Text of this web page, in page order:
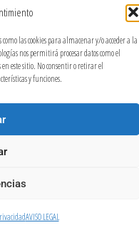
las cookies para almacenar y/o acceder a la
nos permitirá procesar datos como el
este sitio. No consentir o retirar el
y funciones.
AVISO LEGAL